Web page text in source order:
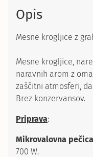
Opis
Mesne krogljice z
Mesne krogljice,
naravnih arom z
zaščitni atmosferi,
Brez konzervansov.
Priprava:
Mikrovalovna pečica
700 W.